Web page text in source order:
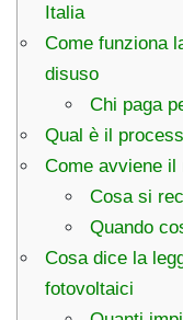
Italia
Come funziona
disuso
Chi paga
Qual è il
Come avviene
Cosa si
Quando
Cosa dice la
fotovoltaici